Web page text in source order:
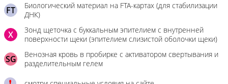
FT
Биологический материал на FTA-картах (для стабилизации
ДНК)
X
Зонд щеточка с буккальным эпителием с внутренней
поверхности щеки (эпителием слизистой оболочки щеки)
SG
Венозная кровь в пробирке с активатором свертывания и
разделительным гелем